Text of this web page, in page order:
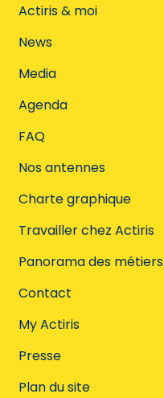
Actiris & moi
News
Media
Agenda
FAQ
Nos antennes
Charte graphique
Travailler chez Actiris
Panorama des métiers
Contact
My Actiris
Presse
Plan du site